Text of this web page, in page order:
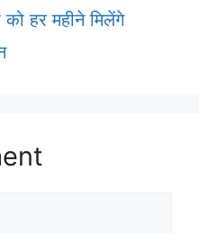
हर महीने मिलेंगे